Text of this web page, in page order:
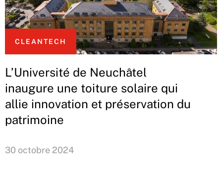
CLEANTECH
L’Université de Neuchâtel
inaugure une toiture solaire qui
allie innovation et préservation du
patrimoine
30 octobre 2024